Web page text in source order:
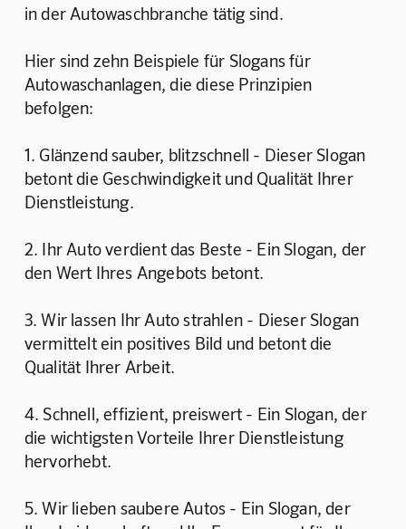
in der Autowaschbranche tätig sind.
Hier sind zehn Beispiele für Slogans für
Autowaschanlagen, die diese Prinzipien
befolgen:
1. Glänzend sauber, blitzschnell - Dieser Slogan
betont die Geschwindigkeit und Qualität Ihrer
Dienstleistung.
2. Ihr Auto verdient das Beste - Ein Slogan, der
den Wert Ihres Angebots betont.
3. Wir lassen Ihr Auto strahlen - Dieser Slogan
vermittelt ein positives Bild und betont die
Qualität Ihrer Arbeit.
4. Schnell, effizient, preiswert - Ein Slogan, der
die wichtigsten Vorteile Ihrer Dienstleistung
hervorhebt.
5. Wir lieben saubere Autos - Ein Slogan, der